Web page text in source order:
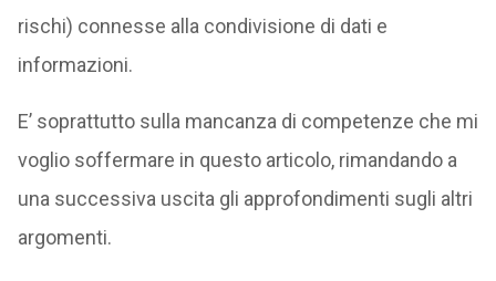
rischi) connesse alla condivisione di dati e
informazioni.
E’ soprattutto sulla mancanza di competenze che mi
voglio soffermare in questo articolo, rimandando a
una successiva uscita gli approfondimenti sugli altri
argomenti.